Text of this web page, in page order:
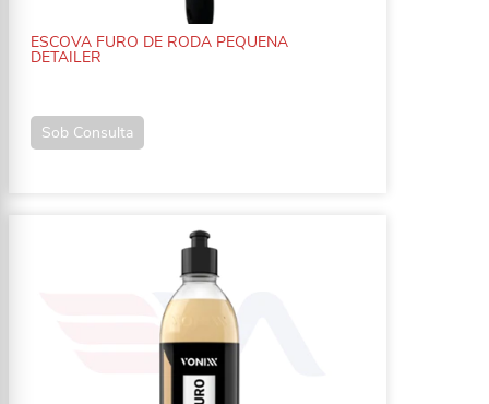
ESCOVA FURO DE RODA PEQUENA
DETAILER
Sob Consulta